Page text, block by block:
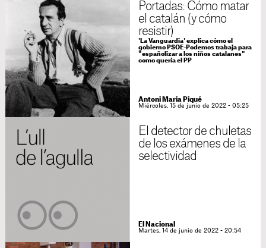
Portadas: Cómo matar
el catalán (y cómo
resistir)
'La Vanguardia' explica cómo el
gobierno PSOE-Podemos trabaja para
"españolizar a los niños catalanes"
como quería el PP
Antoni Maria Piqué
Miércoles, 15 de junio de 2022 - 05:25
El detector de chuletas
de los exámenes de la
selectividad
El Nacional
Martes, 14 de junio de 2022 - 20:54